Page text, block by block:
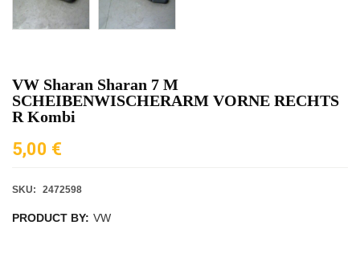
VW Sharan Sharan 7 M
SCHEIBENWISCHERARM VORNE RECHTS
R Kombi
5,00 €
SKU: 2472598
PRODUCT BY: VW